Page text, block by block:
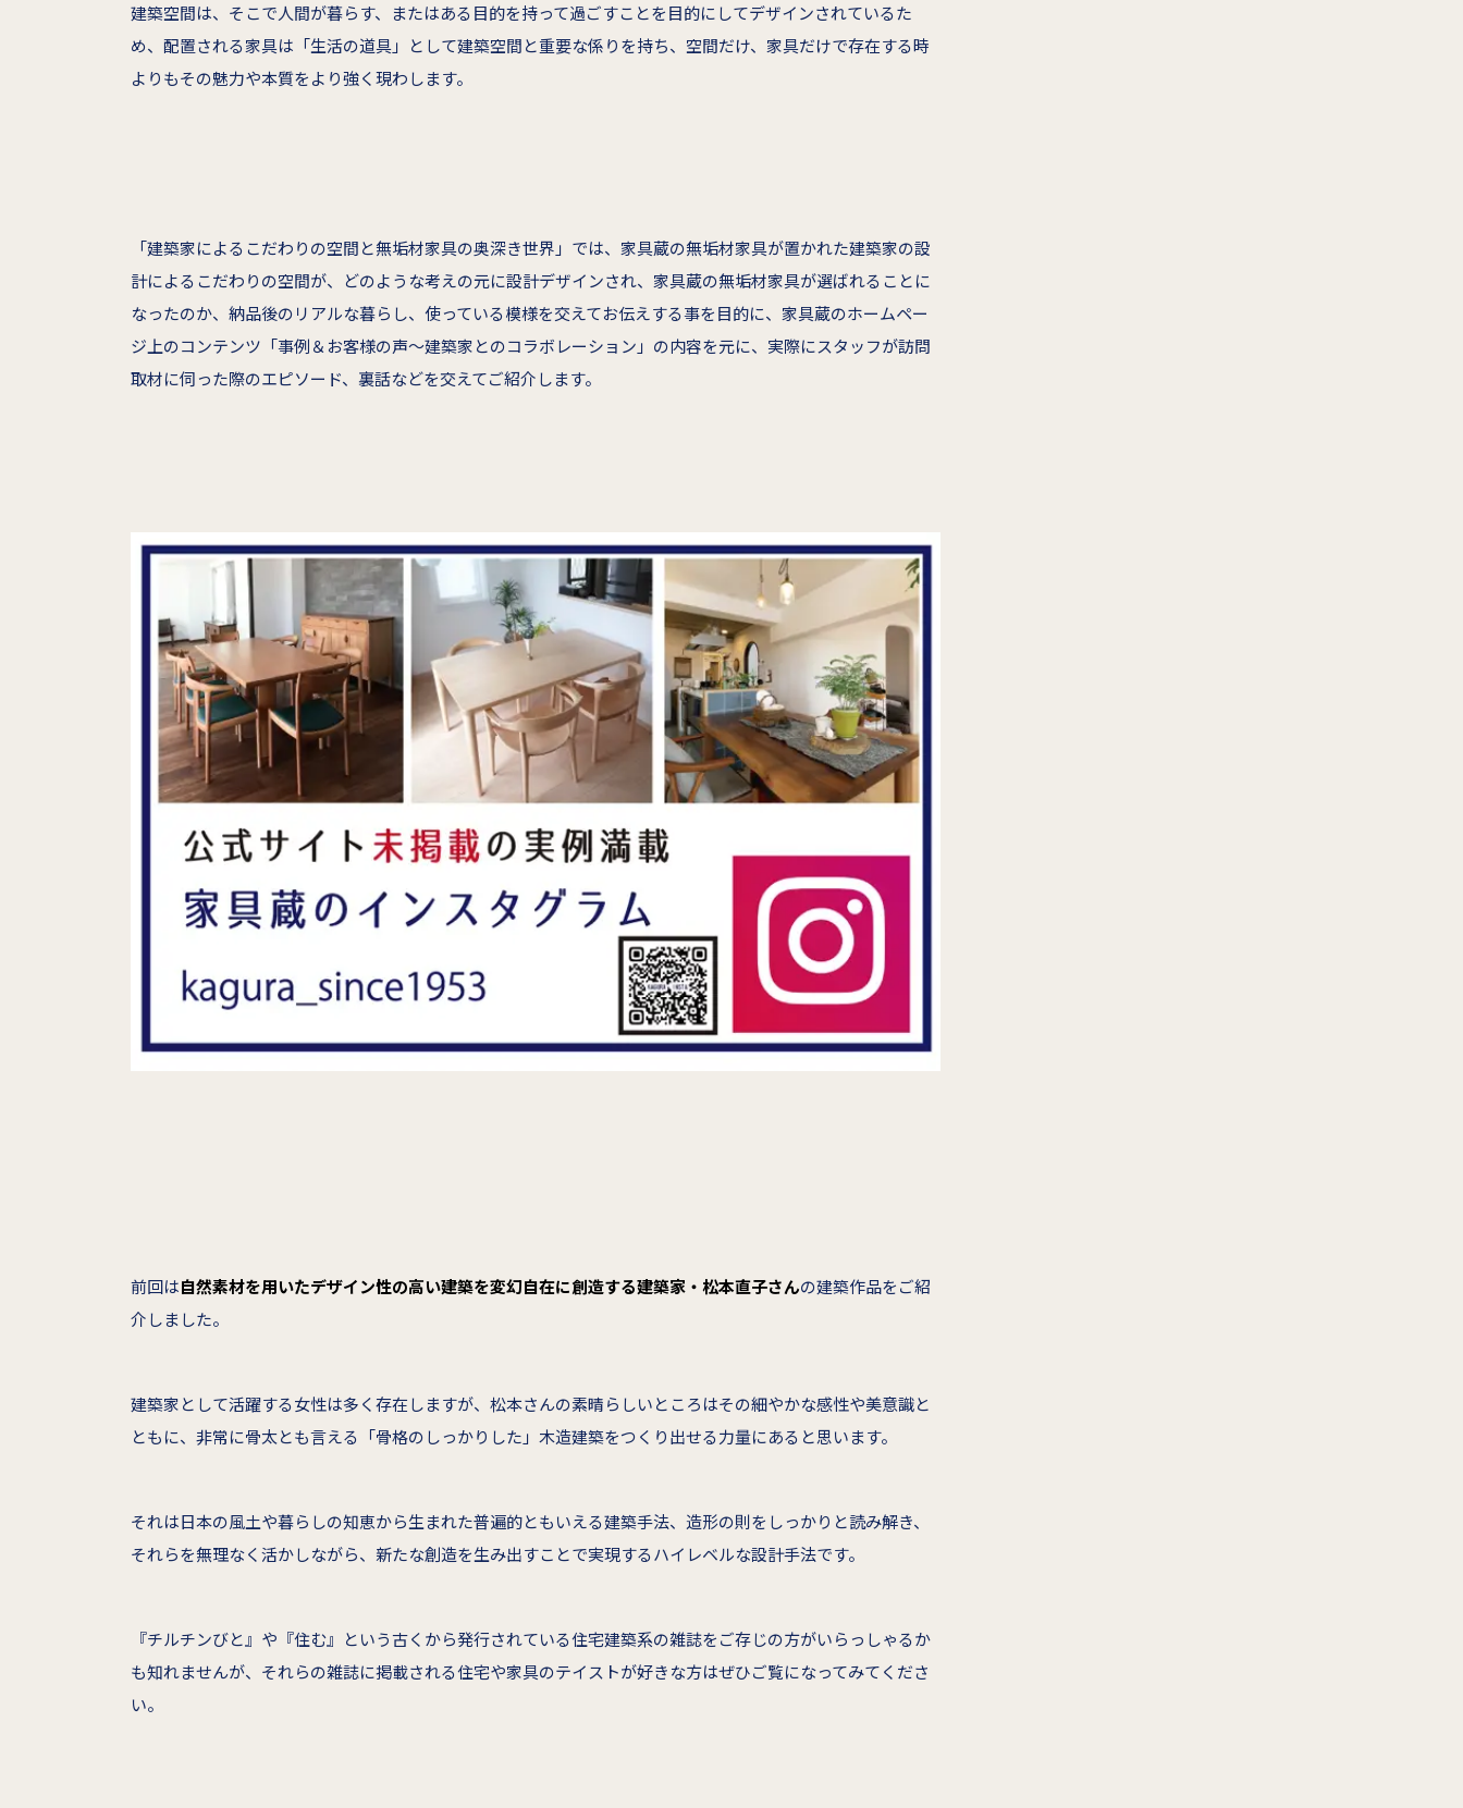
建築空間は、そこで人間が暮らす、またはある目的を持って過ごすことを目的にしてデザインされているた
め、配置される家具は「生活の道具」として建築空間と重要な係りを持ち、空間だけ、家具だけで存在する時
よりもその魅力や本質をより強く現わします。
「建築家によるこだわりの空間と無垢材家具の奥深き世界」では、家具蔵の無垢材家具が置かれた建築家の設
計によるこだわりの空間が、どのような考えの元に設計デザインされ、家具蔵の無垢材家具が選ばれることに
なったのか、納品後のリアルな暮らし、使っている模様を交えてお伝えする事を目的に、家具蔵のホームペー
ジ上のコンテンツ「事例＆お客様の声～建築家とのコラボレーション」の内容を元に、実際にスタッフが訪問
取材に伺った際のエピソード、裏話などを交えてご紹介します。
前回は自然素材を用いたデザイン性の高い建築を変幻自在に創造する建築家・松本直子さんの建築作品をご紹
介しました。
建築家として活躍する女性は多く存在しますが、松本さんの素晴らしいところはその細やかな感性や美意識と
ともに、非常に骨太とも言える「骨格のしっかりした」木造建築をつくり出せる力量にあると思います。
それは日本の風土や暮らしの知恵から生まれた普遍的ともいえる建築手法、造形の則をしっかりと読み解き、
それらを無理なく活かしながら、新たな創造を生み出すことで実現するハイレベルな設計手法です。
『チルチンびと』や『住む』という古くから発行されている住宅建築系の雑誌をご存じの方がいらっしゃるか
も知れませんが、それらの雑誌に掲載される住宅や家具のテイストが好きな方はぜひご覧になってみてくださ
い。